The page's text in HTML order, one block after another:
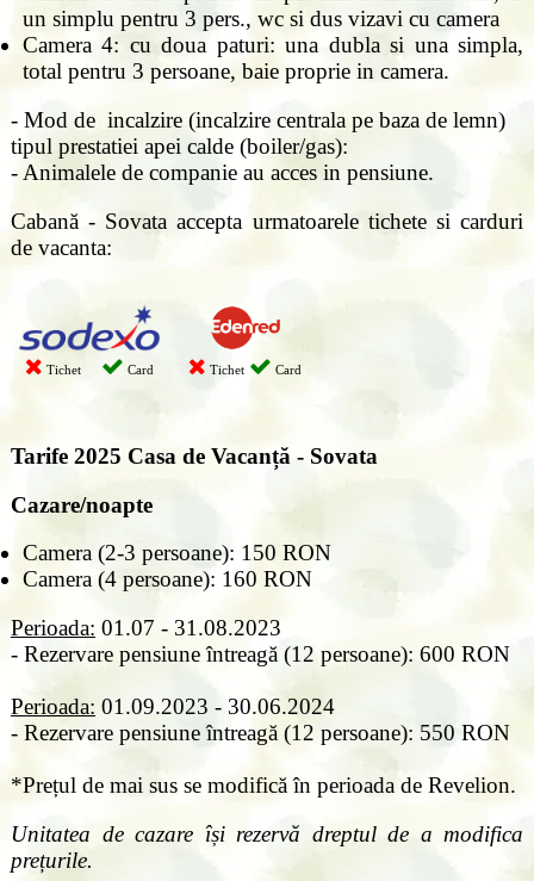
un simplu pentru 3 pers., wc si dus vizavi cu camera
Camera 4: cu doua paturi: una dubla si una simpla,
total pentru 3 persoane, baie proprie in camera.
- Mod de incalzire (incalzire centrala pe baza de lemn)
tipul prestatiei apei calde (boiler/gas):
- Animalele de companie au acces in pensiune.
Cabană - Sovata accepta urmatoarele tichete si carduri
de vacanta:
Tichet Card Tichet Card
Tarife 2025 Casa de Vacanță - Sovata
Cazare/noapte
Camera (2-3 persoane): 150 RON
Camera (4 persoane): 160 RON
Perioada: 01.07 - 31.08.2023
- Rezervare pensiune întreagă (12 persoane): 600 RON
Perioada: 01.09.2023 - 30.06.2024
- Rezervare pensiune întreagă (12 persoane): 550 RON
*Prețul de mai sus se modifică în perioada de Revelion.
Unitatea de cazare își rezervă dreptul de a modifica
prețurile.